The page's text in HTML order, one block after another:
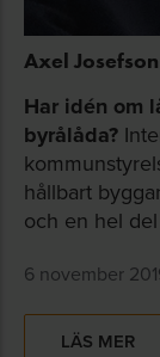
Axel Josefson
Har idén om
byrålåda?
hållbart
och en hel
6 november
LÄS MER